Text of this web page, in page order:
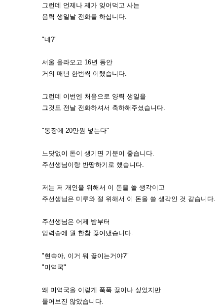
그런데 언제나 제가 잊어먹고 사는
음력 생일날 전화를 하십니다.
"네?"
서울 올라오고 16년 동안
거의 매년 한번씩 이랬습니다.
그런데 이번엔 처음으로 양력 생일을
그것도 전날 전화하셔서 축하해주셨습니다.
"통장에 20만원 넣는다"
느닷없이 돈이 생기면 기분이 좋습니다.
주선생님이랑 반땅하기로 했습니다.
저는 저 개인을 위해서 이 돈을 쓸 생각이고
주선생님은 미루와 절 위해서 이 돈을 쓸 생각인 것 같습니다.
주선생님은 어제 밤부터
압력솥에 뭘 한참 끓여댔습니다.
"현숙아, 이거 뭐 끓이는거야?"
"미역국"
왜 미역국을 이렇게 푹푹 끓이나 싶었지만
물어보진 않았습니다.